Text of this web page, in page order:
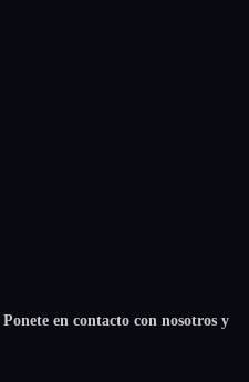
en contacto con nosotros y